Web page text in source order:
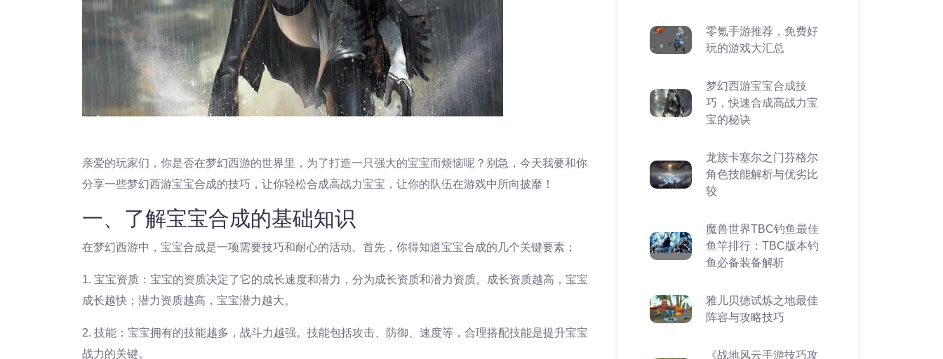
亲爱的玩家们，你是否在梦幻西游的世界里，为了打造一只强大的宝宝而烦恼呢？别急，今天我要和你
分享一些梦幻西游宝宝合成的技巧，让你轻松合成高战力宝宝，让你的队伍在游戏中所向披靡！
一、了解宝宝合成的基础知识
在梦幻西游中，宝宝合成是一项需要技巧和耐心的活动。首先，你得知道宝宝合成的几个关键要素：
1. 宝宝资质：宝宝的资质决定了它的成长速度和潜力，分为成长资质和潜力资质。成长资质越高，宝宝
成长越快；潜力资质越高，宝宝潜力越大。
2. 技能：宝宝拥有的技能越多，战斗力越强。技能包括攻击、防御、速度等，合理搭配技能是提升宝宝
战力的关键。
零氪手游推荐，免费好
玩的游戏大汇总
梦幻西游宝宝合成技
巧，快速合成高战力宝
宝的秘诀
龙族卡塞尔之门芬格尔
角色技能解析与优劣比
较
魔兽世界TBC钓鱼最佳
鱼竿排行：TBC版本钓
鱼必备装备解析
雅儿贝德试炼之地最佳
阵容与攻略技巧
《战地风云手游技巧攻